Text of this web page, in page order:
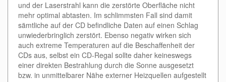
und der Laserstrahl kann die zerstörte Oberfläche nicht
mehr optimal abtasten. Im schlimmsten Fall sind damit
sämtliche auf der CD befindliche Daten auf einen Schlag
unwiederbringlich zerstört. Ebenso negativ wirken sich
auch extreme Temperaturen auf die Beschaffenheit der
CDs aus, selbst ein CD-Regal sollte daher keineswegs
einer direkten Bestrahlung durch die Sonne ausgesetzt
bzw. in unmittelbarer Nähe externer Heizquellen aufgestellt